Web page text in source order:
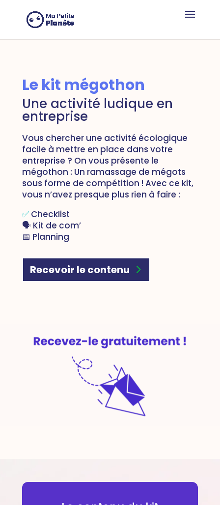
Le kit mégothon
Une activité ludique en
entreprise
Vous chercher une activité écologique
facile à mettre en place dans votre
entreprise ? On vous présente le
mégothon : Un ramassage de mégots
sous forme de compétition ! Avec ce kit,
vous n’avez presque plus rien à faire :
✅ Checklist
🗣️ Kit de com’
📅 Planning
Recevoir le contenu